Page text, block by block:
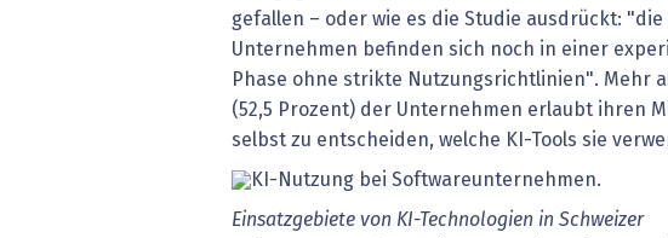
gefallen – oder wie es die Studie ausdrückt: "die
Unternehmen befinden sich noch in einer
Phase ohne strikte Nutzungsrichtlinien". Mehr
(52,5 Prozent) der Unternehmen erlaubt ihren
selbst zu entscheiden, welche KI-Tools sie
Einsatzgebiete von KI-Technologien in Schweizer